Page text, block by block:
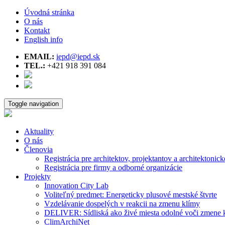
Úvodná stránka
O nás
Kontakt
English info
EMAIL: iepd@iepd.sk
TEL.: +421 918 391 084
Toggle navigation
Aktuality
O nás
Členovia
Registrácia pre architektov, projektantov a
Registrácia pre firmy a odborné organizácie
Projekty
Innovation City Lab
Voliteľný predmet: Energeticky plusové mestské štvrte
Vzdelávanie dospelých v reakcii na zmenu klímy
DELIVER: Sídliská ako živé miesta odolné voči zmene
ClimArchiNet